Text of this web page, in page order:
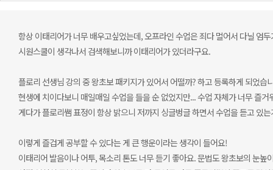
항상 이태리어가 너무 배우고싶었는데, 오프라인 수업은 죄다 멀어서 다닐 엄두
시원스쿨이 생각나서 검색해보니까 이태리어가 있더라구요.
플로리 선생님 강의 중 왕초보 패키지가 있어서 어떨까? 하고 등록하게 되었습
현생에 치이다보니 매일매일 수업을 들을 순 없었지만... 수업 자체가 너무 즐
게다가 플로리쌤 표정이 항상 밝으니 저까지 싱글벙글 하면서 수업을 듣고 있는
이렇게 즐겁게 공부할 수 있다는 게 큰 행운이라는 생각이 들어요!
이태리어 발음이나 어투, 목소리 톤도 너무 듣기 좋아요. 문법도 왕초보의 눈